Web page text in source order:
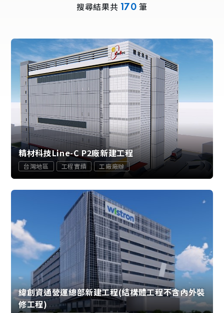
搜尋結果共 170 筆
精材科技Line-C P2廠新建工程
台灣地區 工程實績 工廠廠辦
緯創資通營運總部新建工程(結構體工程不含內外裝
修工程)